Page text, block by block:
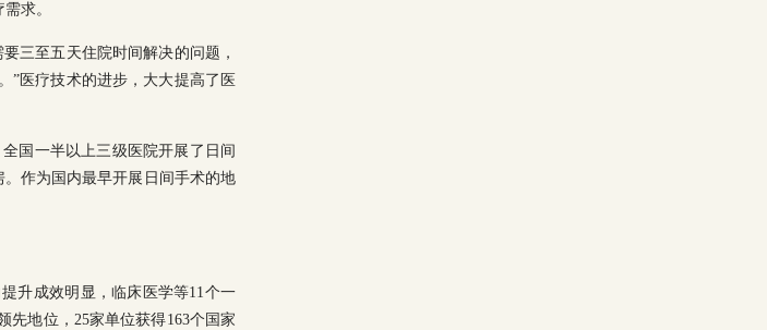
求。
三至五天住院时间解决的问题，
”医疗技术的进步，大大提高了医
国一半以上三级医院开展了日间
作为国内最早开展日间手术的地
升成效明显，临床医学等11个一
先地位，25家单位获得163个国家